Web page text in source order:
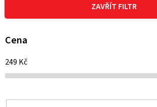
ZAVŘÍT FILTR
Cena
249 Kč
p
i
p
r
o